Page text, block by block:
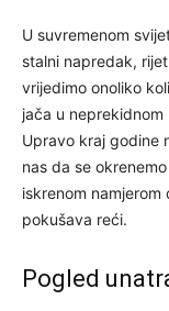
U suvremenom
stalni napredak,
vrijedimo onoliko
jača u
Upravo kraj godine
nas da se
iskrenom
pokušava reći.
Pogled